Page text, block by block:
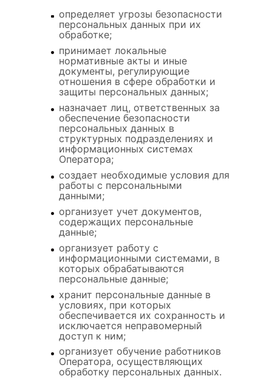
определяет угрозы безопасности
персональных данных при их
обработке;
принимает локальные
нормативные акты и иные
документы, регулирующие
отношения в сфере обработки и
защиты персональных данных;
назначает лиц, ответственных за
обеспечение безопасности
персональных данных в
структурных подразделениях и
информационных системах
Оператора;
создает необходимые условия для
работы с персональными
данными;
организует учет документов,
содержащих персональные
данные;
организует работу с
информационными системами, в
которых обрабатываются
персональные данные;
хранит персональные данные в
условиях, при которых
обеспечивается их сохранность и
исключается неправомерный
доступ к ним;
организует обучение работников
Оператора, осуществляющих
обработку персональных данных.